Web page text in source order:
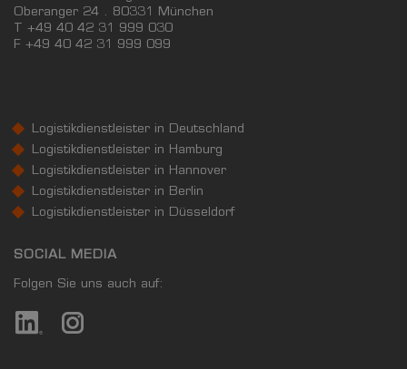
Oberanger 24 . 80331 München
T +49 40 42 31 999 030
F +49 40 42 31 999 099
Logistikdienstleister in Deutschland
Logistikdienstleister in Hamburg
Logistikdienstleister in Hannover
Logistikdienstleister in Berlin
Logistikdienstleister in Düsseldorf
SOCIAL MEDIA
Folgen Sie uns auch auf: